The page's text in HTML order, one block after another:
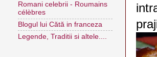
Romani celebrii - Roumains
célèbres
Blogul lui Cătă in franceza
Legende, Traditii si altele....